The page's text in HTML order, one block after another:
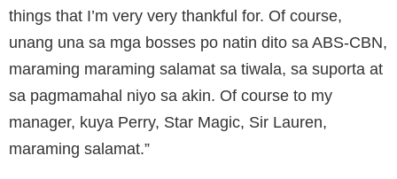
things that I’m very very thankful for. Of course,
unang una sa mga bosses po natin dito sa ABS-CBN,
maraming maraming salamat sa tiwala, sa suporta at
sa pagmamahal niyo sa akin. Of course to my
manager, kuya Perry, Star Magic, Sir Lauren,
maraming salamat.”